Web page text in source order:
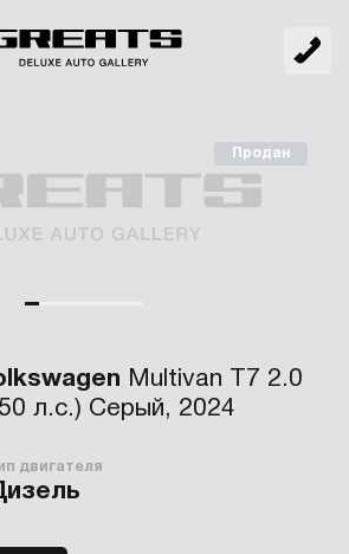
Multivan T7 2.0
л.с.) Серый, 2024
Продан
двигателя